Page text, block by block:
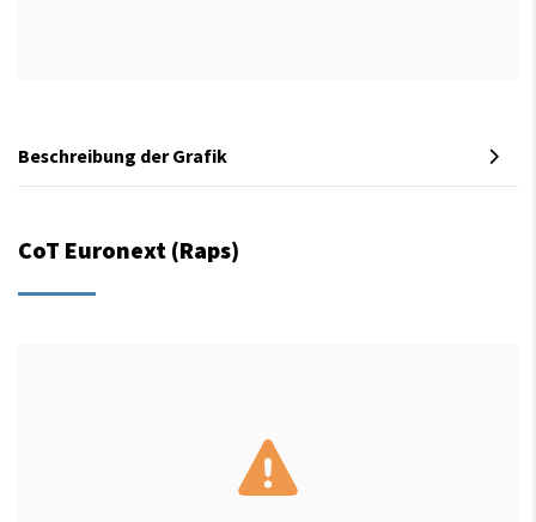
Beschreibung der Grafik
CoT Euronext (Raps)